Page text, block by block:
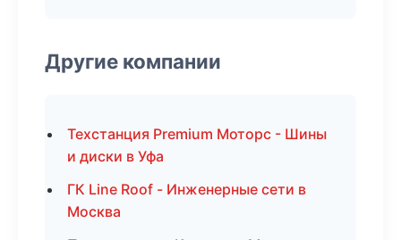
Другие компании
Техстанция Premium Моторс - Шины
и диски в Уфа
ГК Line Roof - Инженерные сети в
Москва